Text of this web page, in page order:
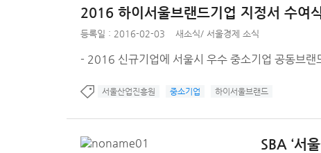
2016 하이서울브랜드기업 지정서 수여
등록일 : 2016-02-03 새소식/ 서울경제 소식
- 2016 신규기업에 서울시 우수 중소기업 공동브랜
서울산업진흥원 중소기업 하이서울브랜드
SBA ‘서